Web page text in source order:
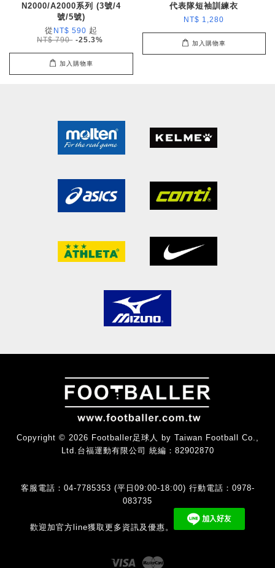
N2000/A2000系列 (3號/4
號/5號)
從 NT$ 590 起
NT$ 790 -25.3%
加入購物車
代表隊短袖訓練衣
NT$ 1,280
加入購物車
Copyright © 2026 Footballer足球人 by Taiwan Football Co.,
Ltd.台福運動有限公司 統編：82902870
客服電話：04-7785353 (平日09:00-18:00) 行動電話：0978-
083735
歡迎加官方line獲取更多資訊及優惠。
Visa